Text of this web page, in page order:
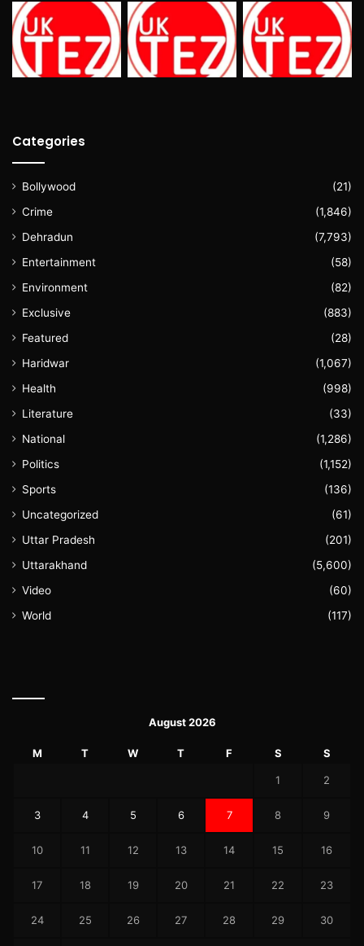
Categories
Bollywood
(21)
Crime
(1,846)
Dehradun
(7,793)
Entertainment
(58)
Environment
(82)
Exclusive
(883)
Featured
(28)
Haridwar
(1,067)
Health
(998)
Literature
(33)
National
(1,286)
Politics
(1,152)
Sports
(136)
Uncategorized
(61)
Uttar Pradesh
(201)
Uttarakhand
(5,600)
Video
(60)
World
(117)
August 2026
M T W T F S S
1 2
3 4 5 6 7 8 9
10 11 12 13 14 15 16
17 18 19 20 21 22 23
24 25 26 27 28 29 30